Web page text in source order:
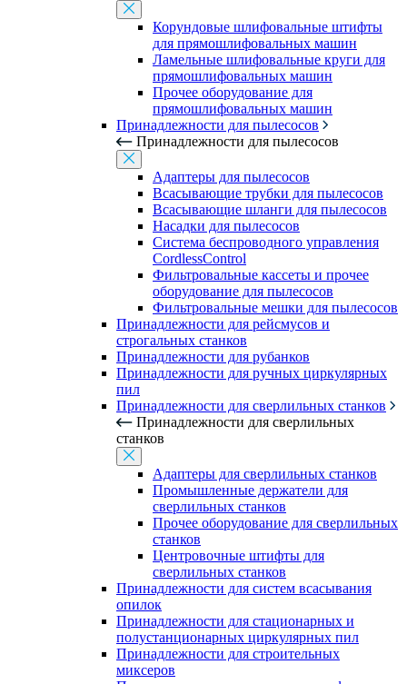
Корундовые шлифовальные штифты
для прямошлифовальных машин
Ламельные шлифовальные круги для
прямошлифовальных машин
Прочее оборудование для
прямошлифовальных машин
Принадлежности для пылесосов
Принадлежности для пылесосов
Адаптеры для пылесосов
Всасывающие трубки для пылесосов
Всасывающие шланги для пылесосов
Насадки для пылесосов
Система беспроводного управления
CordlessControl
Фильтровальные кассеты и прочее
оборудование для пылесосов
Фильтровальные мешки для пылесосов
Принадлежности для рейсмусов и
строгальных станков
Принадлежности для рубанков
Принадлежности для ручных циркулярных
пил
Принадлежности для сверлильных станков
Принадлежности для сверлильных
станков
Адаптеры для сверлильных станков
Промышленные держатели для
сверлильных станков
Прочее оборудование для сверлильных
станков
Центровочные штифты для
сверлильных станков
Принадлежности для систем всасывания
опилок
Принадлежности для стационарных и
полустанционарных циркулярных пил
Принадлежности для строительных
миксеров